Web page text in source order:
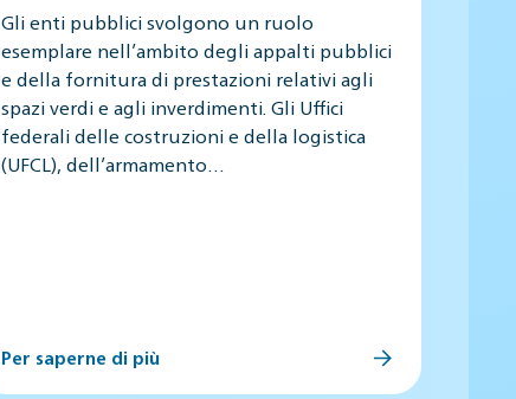
Gli enti pubblici svolgono un ruolo
esemplare nell’ambito degli appalti pubblici
e della fornitura di prestazioni relativi agli
spazi verdi e agli inverdimenti. Gli Uffici
federali delle costruzioni e della logistica
(UFCL), dell’armamento…
Per saperne di più